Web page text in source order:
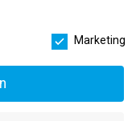
Marketing